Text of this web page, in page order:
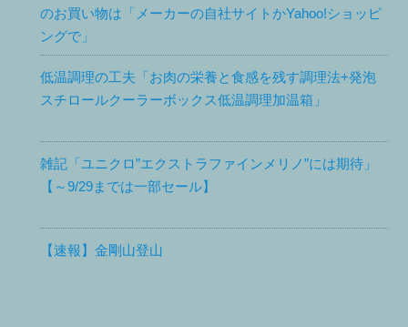
のお買い物は「メーカーの自社サイトかYahoo!ショッピ
ングで」
低温調理の工夫「お肉の栄養と食感を残す調理法+発泡
スチロールクーラーボックス低温調理加温箱」
雑記「ユニクロ”エクストラファインメリノ”には期待」
【～9/29までは一部セール】
【速報】金剛山登山